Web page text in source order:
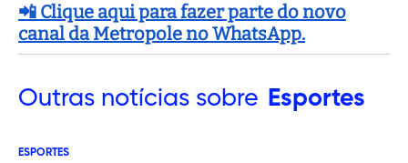
📲 Clique aqui para fazer parte do novo
canal da Metropole no WhatsApp.
Outras notícias sobre Esportes
ESPORTES